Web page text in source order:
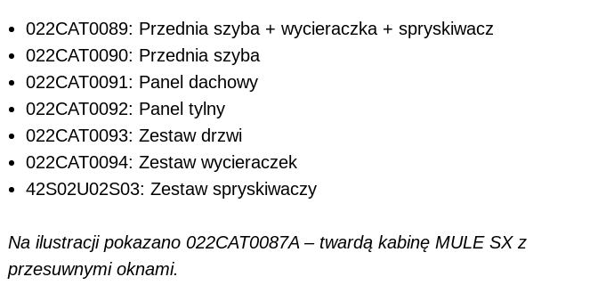
022CAT0089: Przednia szyba + wycieraczka + spryskiwacz
022CAT0090: Przednia szyba
022CAT0091: Panel dachowy
022CAT0092: Panel tylny
022CAT0093: Zestaw drzwi
022CAT0094: Zestaw wycieraczek
42S02U02S03: Zestaw spryskiwaczy
Na ilustracji pokazano 022CAT0087A – twardą kabinę MULE SX z
przesuwnymi oknami.